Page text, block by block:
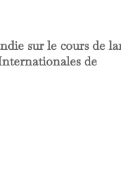
sur le cours de
de